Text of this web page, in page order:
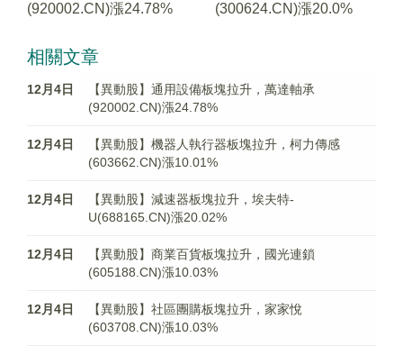
(920002.CN)漲24.78%
(300624.CN)漲20.0%
相關文章
12月4日
【異動股】通用設備板塊拉升，萬達軸承
(920002.CN)漲24.78%
12月4日
【異動股】機器人執行器板塊拉升，柯力傳感
(603662.CN)漲10.01%
12月4日
【異動股】減速器板塊拉升，埃夫特-
U(688165.CN)漲20.02%
12月4日
【異動股】商業百貨板塊拉升，國光連鎖
(605188.CN)漲10.03%
12月4日
【異動股】社區團購板塊拉升，家家悅
(603708.CN)漲10.03%